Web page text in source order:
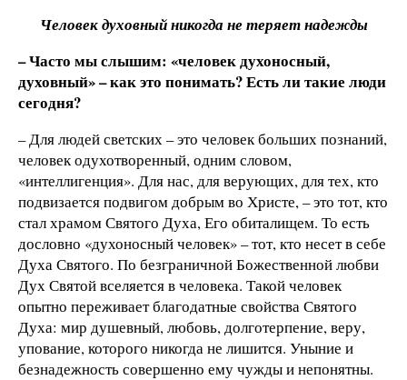
Человек духовный никогда не теряет надежды
– Часто мы слышим: «человек духоносный,
духовный» – как это понимать? Есть ли такие люди
сегодня?
– Для людей светских – это человек больших познаний,
человек одухотворенный, одним словом,
«интеллигенция». Для нас, для верующих, для тех, кто
подвизается подвигом добрым во Христе, – это тот, кто
стал храмом Святого Духа, Его обиталищем. То есть
дословно «духоносный человек» – тот, кто несет в себе
Духа Святого. По безграничной Божественной любви
Дух Святой вселяется в человека. Такой человек
опытно переживает благодатные свойства Святого
Духа: мир душевный, любовь, долготерпение, веру,
упование, которого никогда не лишится. Уныние и
безнадежность совершенно ему чужды и непонятны.